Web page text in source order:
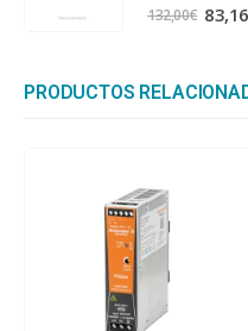
132,00€ 83,16
PRODUCTOS